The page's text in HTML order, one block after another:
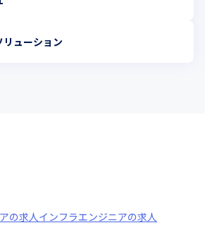
ューション
の求人インフラエンジニアの求人